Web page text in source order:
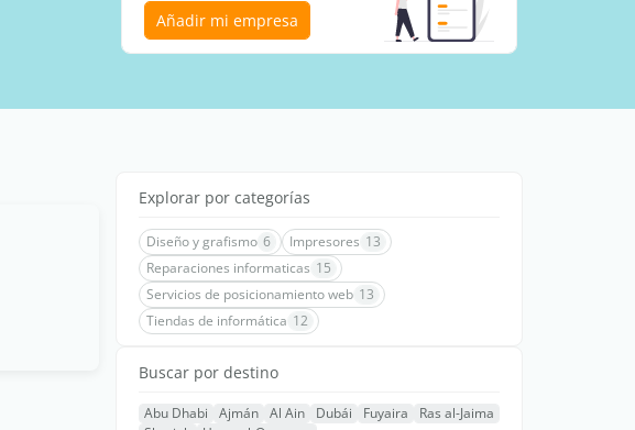
Añadir mi empresa
Explorar por categorías
Diseño y grafismo 6 Impresores 13
Reparaciones informaticas 15
Servicios de posicionamiento web 13
Tiendas de informática 12
Buscar por destino
Abu Dhabi Ajmán Al Ain Dubái Fuyaira
Ras al-Jaima